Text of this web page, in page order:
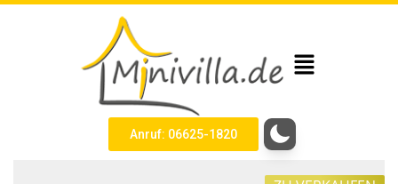
Anruf: 06625-1820